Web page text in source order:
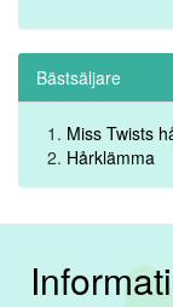
Bästsäljare
Miss Twists
Hårklämma